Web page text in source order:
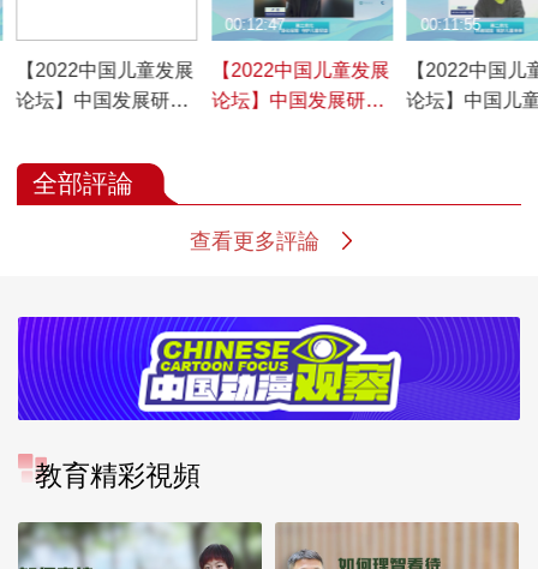
【2022中国儿童发展
论坛】中国发展研究
院高级顾问蔡建华：
争取儿童权益最大化
【2022中国儿童发展
论坛】中国发展研究
00:12:47
【2022中国儿
论坛】中国儿
00:11:55
全部評論
查看更多評論
教育精彩視頻